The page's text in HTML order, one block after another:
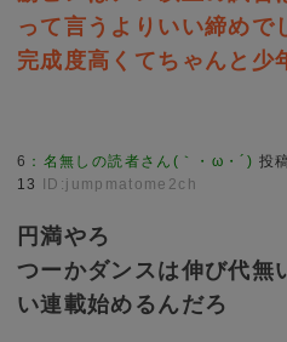
って言うよりいい締めで
完成度高くてちゃんと少
6 ： 名無しの読者さん(｀・ω・´) 投
13
ID:jumpmatome2ch
円満やろ
つーかダンスは伸び代無
い連載始めるんだろ